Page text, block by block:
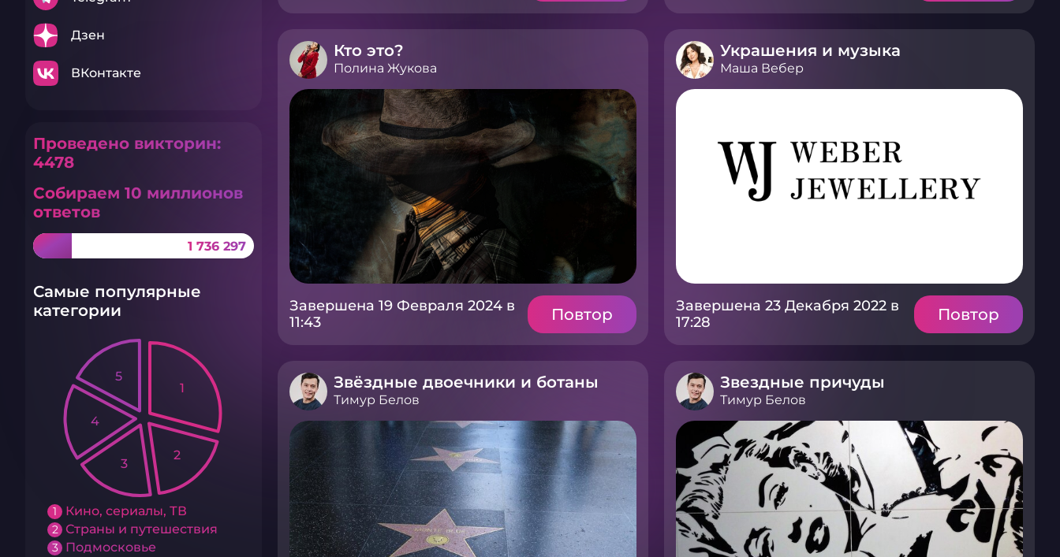
Дзен
ВКонтакте
Проведено викторин:
4478
Собираем 10 миллионов
ответов
1 736 297
Самые популярные
категории
1 Кино, сериалы, ТВ
2 Страны и путешествия
3 Подмосковье
1
2
3
4
5
Кто это?
Полина Жукова
Завершена 19 Февраля 2024 в
11:43
Повтор
Украшения и музыка
Маша Вебер
Завершена 23 Декабря 2022 в
17:28
Повтор
Звёздные двоечники и ботаны
Тимур Белов
Звездные причуды
Тимур Белов